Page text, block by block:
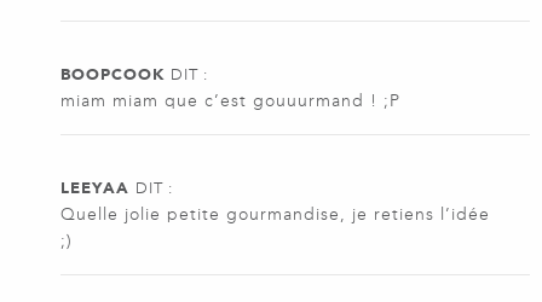
BOOPCOOK DIT :
miam miam que c’est gouuurmand ! ;P
LEEYAA DIT :
Quelle jolie petite gourmandise, je retiens l’idée
;)